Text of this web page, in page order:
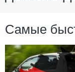
Самые